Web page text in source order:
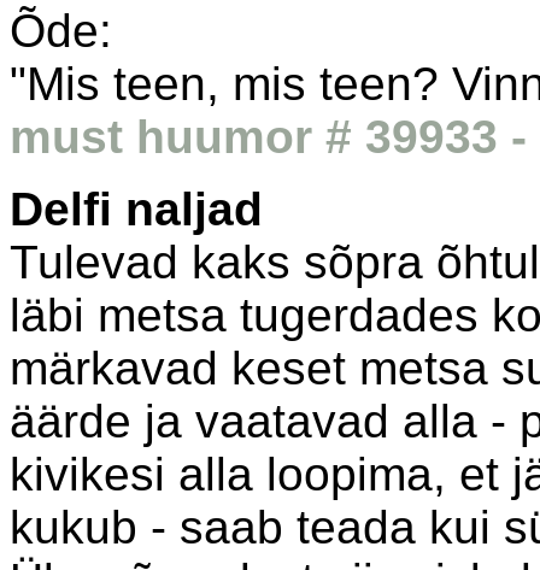
Õde:
"Mis teen, mis teen?
must huumor # 39933 -
Delfi naljad
Tulevad kaks sõpra
läbi metsa tugerdades
märkavad keset metsa
äärde ja vaatavad alla -
kivikesi alla loopima, et
kukub - saab teada kui